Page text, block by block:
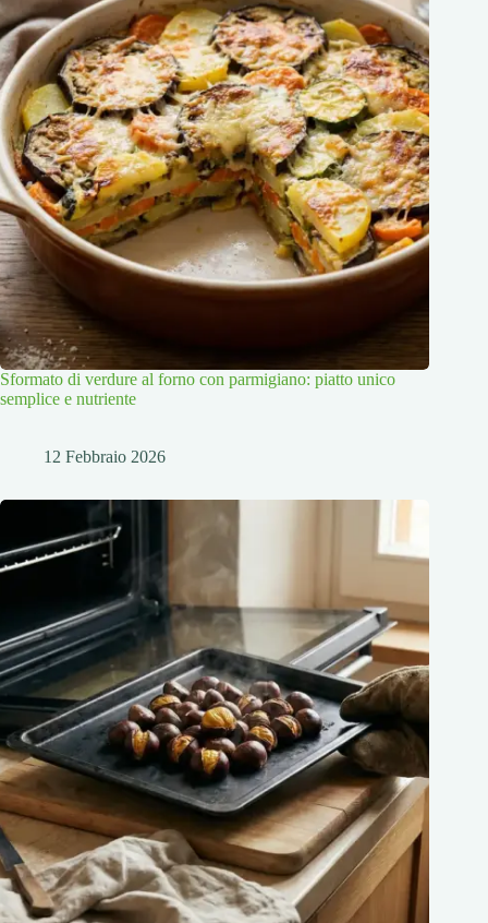
Sformato di verdure al forno con parmigiano: piatto unico
semplice e nutriente
12 Febbraio 2026